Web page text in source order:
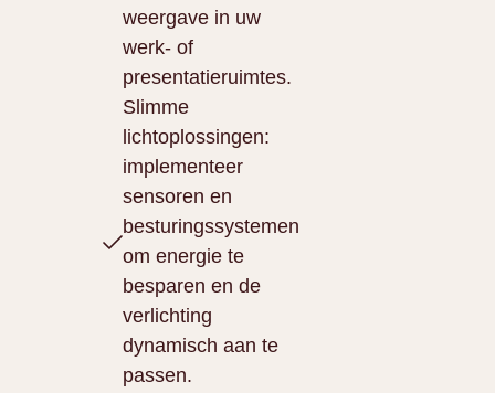
weergave in uw
werk- of
presentatieruimtes.
Slimme
lichtoplossingen:
implementeer
sensoren en
besturingssystemen
om energie te
besparen en de
verlichting
dynamisch aan te
passen.